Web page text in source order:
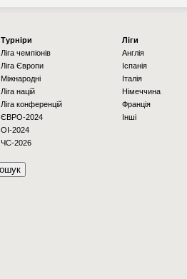
Турніри
Ліга чемпіонів
Ліга Європи
Міжнародні
Ліга націй
Ліга конференцій
ЄВРО-2024
OI-2024
ЧС-2026
Ліги
Англія
Іспанія
Італія
Німеччина
Франція
Інші